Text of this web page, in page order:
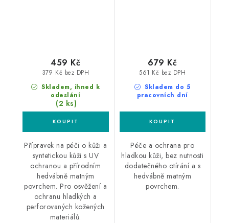
Skladem, ihned k
odeslání
(2 ks)
379 Kč bez DPH
459 Kč
Přípravek na péči o kůži a
syntetickou kůži s UV
ochranou a přírodním
hedvábně matným
povrchem. Pro osvěžení a
ochranu hladkých a
perforovaných kožených
materiálů.
Skladem do 5
pracovních dní
561 Kč bez DPH
679 Kč
Péče a ochrana pro
hladkou kůži, bez nutnosti
dodatečného otírání a s
hedvábně matným
povrchem.